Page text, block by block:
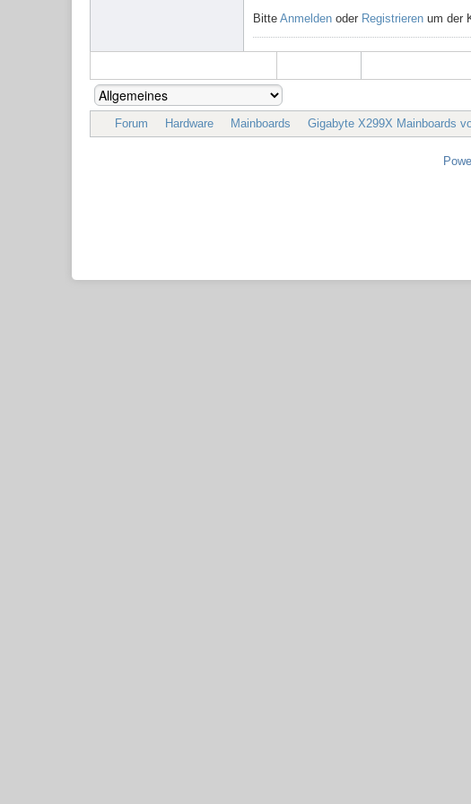
Bitte Anmelden oder Registrieren um der
Forum Hardware Mainboards Gigabyte X299X Mainboards